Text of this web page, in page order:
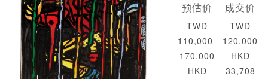
预估价
TWD
110,000-
170,000
HKD
成交价
TWD
120,000
HKD
33,708